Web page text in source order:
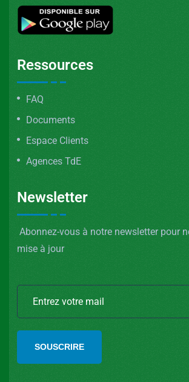
Ressources
FAQ
Documents
Espace Clients
Agences TdE
Newsletter
Abonnez-vous à notre newsletter pour
mise à jour
SOUSCRIRE